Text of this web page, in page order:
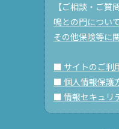
【ご相談・ご質問
鳴との門について
その他保険等に
■ サイトのご利
■ 個人情報保護
■ 情報セキュリ